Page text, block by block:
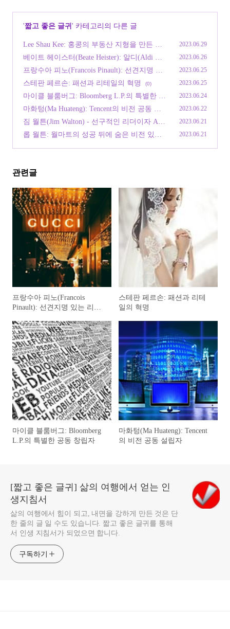
'짧고 좋은 글귀 ' 카테고리의 다른 글
Lee Shau Kee: 홍콩의 부동산 지형을 만든 비
즈니스 거물
(0)
2023.06.29
베이트 헤이스터(Beate Heister): 알디(Aldi Sü
d)의 원동력
(0)
2023.06.26
프랑수아 피노(Francois Pinault): 선견지명 있
는 리더이자 케링 창업자
(0)
2023.06.25
스테판 페르손: 패션과 리테일의 혁명 (0) 2023.06.25
마이클 블룸버그: Bloomberg L.P.의 특별한 공
동 창립자
(0)
2023.06.24
마화텅(Ma Huateng): Tencent의 비전 공동 설
립자
(0)
2023.06.22
짐 월튼(Jim Walton) - 선구적인 리더이자 Arv
est Bank Group 회장
(0)
2023.06.21
롭 월튼: 월마트의 성공 뒤에 숨은 비전 있는
2023.06.21
관련글
프랑수아 피노(Francois
Pinault): 선견지명 있는 리더
스테판 페르손: 패션과 리테
일의 혁명
마이클 블룸버그: Bloomberg
L.P.의 특별한 공동 창립자
마화텅(Ma Huateng): Tencent
의 비전 공동 설립자
[짧고 좋은 글귀] 삶의 여행에서 얻는 인
생지침서
삶의 여행에서 힘이 되고, 내면을 강하게 만든 것은 단
한 줄의 글 일 수도 있습니다. 짧고 좋은 글귀를 통해
서 인생 지침서가 되었으면 합니다.
구독하기